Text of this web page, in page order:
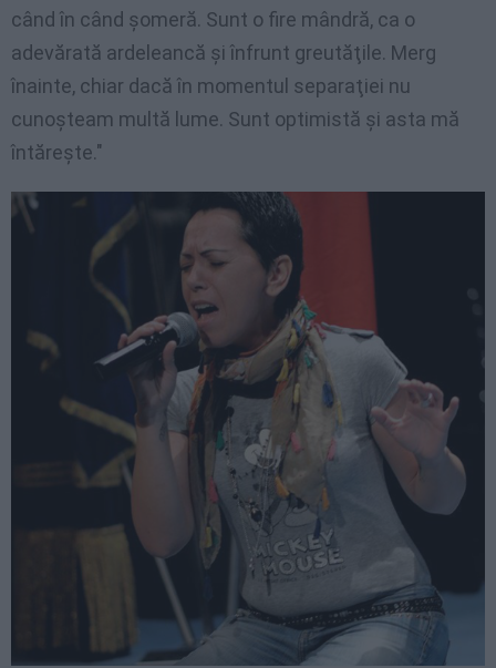
când în când şomeră. Sunt o fire mândră, ca o
adevărată ardeleancă şi înfrunt greutăţile. Merg
înainte, chiar dacă în momentul separaţiei nu
cunoşteam multă lume. Sunt optimistă şi asta mă
întăreşte."